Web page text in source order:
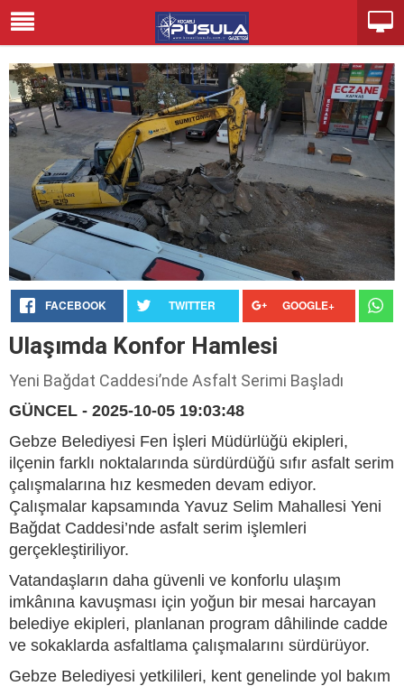
FACEBOOK TWITTER GOOGLE+
Ulaşımda Konfor Hamlesi
Yeni Bağdat Caddesi’nde Asfalt Serimi Başladı
GÜNCEL - 2025-10-05 19:03:48
Gebze Belediyesi Fen İşleri Müdürlüğü ekipleri,
ilçenin farklı noktalarında sürdürdüğü sıfır asfalt serim
çalışmalarına hız kesmeden devam ediyor.
Çalışmalar kapsamında Yavuz Selim Mahallesi Yeni
Bağdat Caddesi’nde asfalt serim işlemleri
gerçekleştiriliyor.
Vatandaşların daha güvenli ve konforlu ulaşım
imkânına kavuşması için yoğun bir mesai harcayan
belediye ekipleri, planlanan program dâhilinde cadde
ve sokaklarda asfaltlama çalışmalarını sürdürüyor.
Gebze Belediyesi yetkilileri, kent genelinde yol bakım